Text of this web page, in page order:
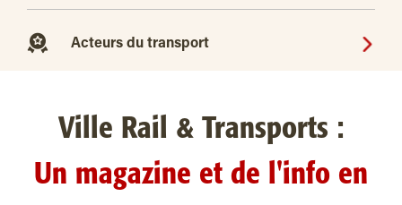
Acteurs du transport
Ville Rail & Transports :
Un magazine et de l'info en